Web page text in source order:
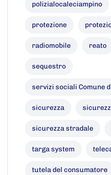
polizialocaleciampino
protezione
radiomobile reato
sequestro
servizi sociali Comune
sicurezza
sicurezza stradale
targa system
tutela del consumatore